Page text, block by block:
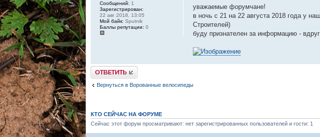
уважаемые форумчане!
в ночь с 21 на 22 августа 2018 года у
Строителей)
буду признателен за информацию -
Сообщений: 1
Зарегистрирован:
22 авг 2018, 13:05
Мой байк: Sputnik
Баллы репутации: 0
Ответить
Вернуться в Ворованные велосипеды
КТО СЕЙЧАС НА ФОРУМЕ
Сейчас этот форум просматривают: нет зарегистрированных пользователей и гости: 1